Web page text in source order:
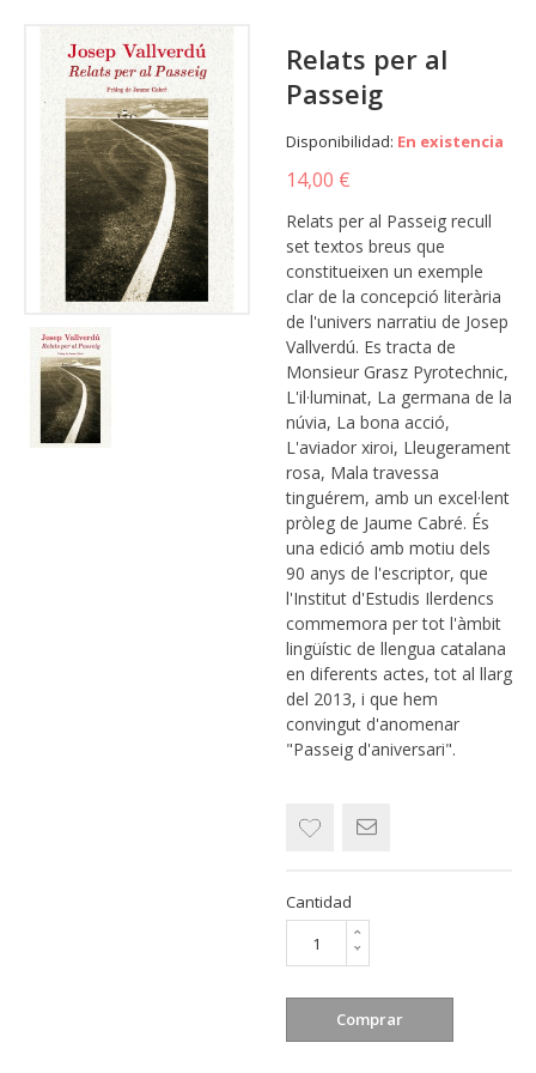
Relats per al
Passeig
Disponibilidad: En existencia
14,00 €
Relats per al Passeig recull
set textos breus que
constitueixen un exemple
clar de la concepció literària
de l'univers narratiu de Josep
Vallverdú. Es tracta de
Monsieur Grasz Pyrotechnic,
L'il·luminat, La germana de la
núvia, La bona acció,
L'aviador xiroi, Lleugerament
rosa, Mala travessa
tinguérem, amb un excel·lent
pròleg de Jaume Cabré. És
una edició amb motiu dels
90 anys de l'escriptor, que
l'Institut d'Estudis Ilerdencs
commemora per tot l'àmbit
lingüístic de llengua catalana
en diferents actes, tot al llarg
del 2013, i que hem
convingut d'anomenar
"Passeig d'aniversari".
Cantidad
Comprar